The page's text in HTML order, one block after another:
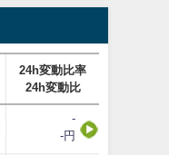
24h変動比率
24h変動比
-
-円